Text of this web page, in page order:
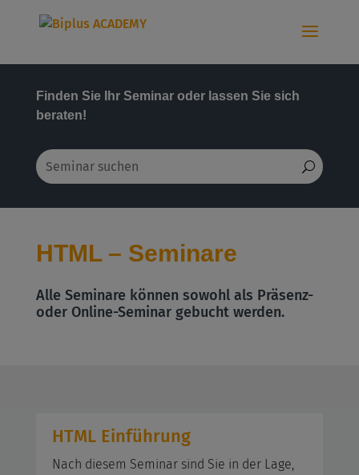
Finden Sie Ihr Seminar oder lassen Sie sich
beraten!
HTML – Seminare
Alle Seminare können sowohl als Präsenz-
oder Online-Seminar gebucht werden.
HTML Einführung
Nach diesem Seminar sind Sie in der Lage,